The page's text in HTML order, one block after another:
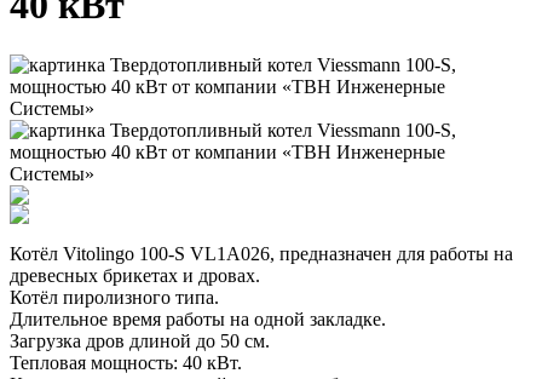
Котёл Vitolingo 100-S VL1A026, предназначен для работы на
древесных брикетах и дровах.
Котёл пиролизного типа.
Длительное время работы на одной закладке.
Загрузка дров длиной до 50 см.
Тепловая мощность: 40 кВт.